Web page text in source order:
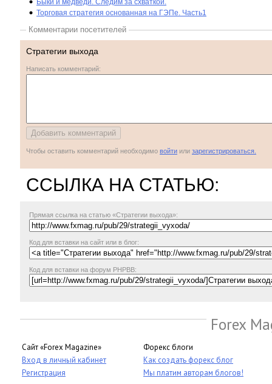
Быки и медведи. Следим за схваткой.
Торговая стратегия основанная на ГЭПе. Часть1
Комментарии посетителей
Стратегии выхода
Написать комментарий:
Чтобы оставить комментарий необходимо войти или зарегистрироваться.
ССЫЛКА НА СТАТЬЮ:
Прямая ссылка на статью «Стратегии выхода»:
Код для вставки на сайт или в блог:
Код для вставки на форум PHPBB:
Forex
Сайт «Forex Magazine»
Вход в личный кабинет
Регистрация
Форекс блоги
Как создать форекс блог
Мы платим авторам блогов!